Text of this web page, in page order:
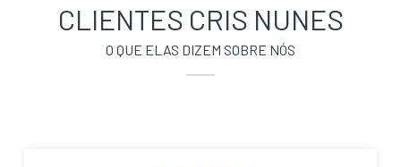
CLIENTES CRIS NUNES
O QUE ELAS DIZEM SOBRE NÓS